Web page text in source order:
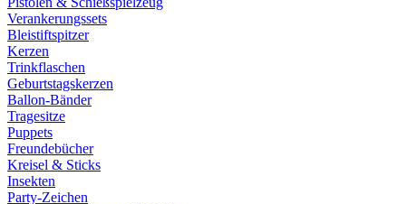
Verankerungssets
Bleistiftspitzer
Kerzen
Trinkflaschen
Geburtstagskerzen
Ballon-Bänder
Tragesitze
Puppets
Freundebücher
Kreisel & Sticks
Insekten
Party-Zeichen